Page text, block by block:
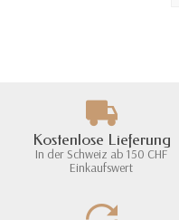
Kostenlose Lieferung
In der Schweiz ab 150 CHF
Einkaufswert